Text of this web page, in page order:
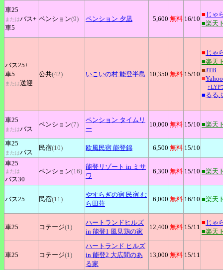
車25
またはバス+
車5
ペンション(9) ペンション 夕凪 5,600 無料 16/10
■ じゃ
■楽天
バス25+
車5
または送迎
公共(42) いこいの村 能登半島 10,350 無料 15/10
■ じゃ
■楽天
■JTB
■
↑LYP
■るる
車25
またはバス
ペンション(7)
ペンション タイムリ
ー
10,000 無料 15/10 ■楽天
車25
またはバス
民宿(10) 欧風民宿 能登錦 6,500 無料 15/10
車25
または
バス30
ペンション(16)
能登リゾート in ミサ
ワ
6,300 無料 15/10 ■楽天
バス25 民宿(11)
やすらぎの宿 民宿 む
ら田荘
6,000 無料 16/10 ■楽天
車25 コテージ(1)
ハートランドヒルズ
in 能登1 風見鶏の家
12,400 無料 15/11
■ じゃ
■楽天
車25 コテージ(1)
ハートランド ヒルズ
in 能登2 大広間のあ
る家
13,000 無料 15/11